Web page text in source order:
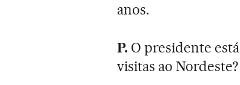
anos.
P. O presidente
visitas ao Nordeste?